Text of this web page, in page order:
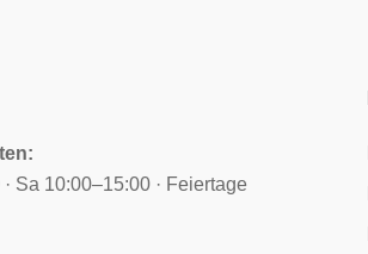
Sa 10:00–15:00 · Feiertage